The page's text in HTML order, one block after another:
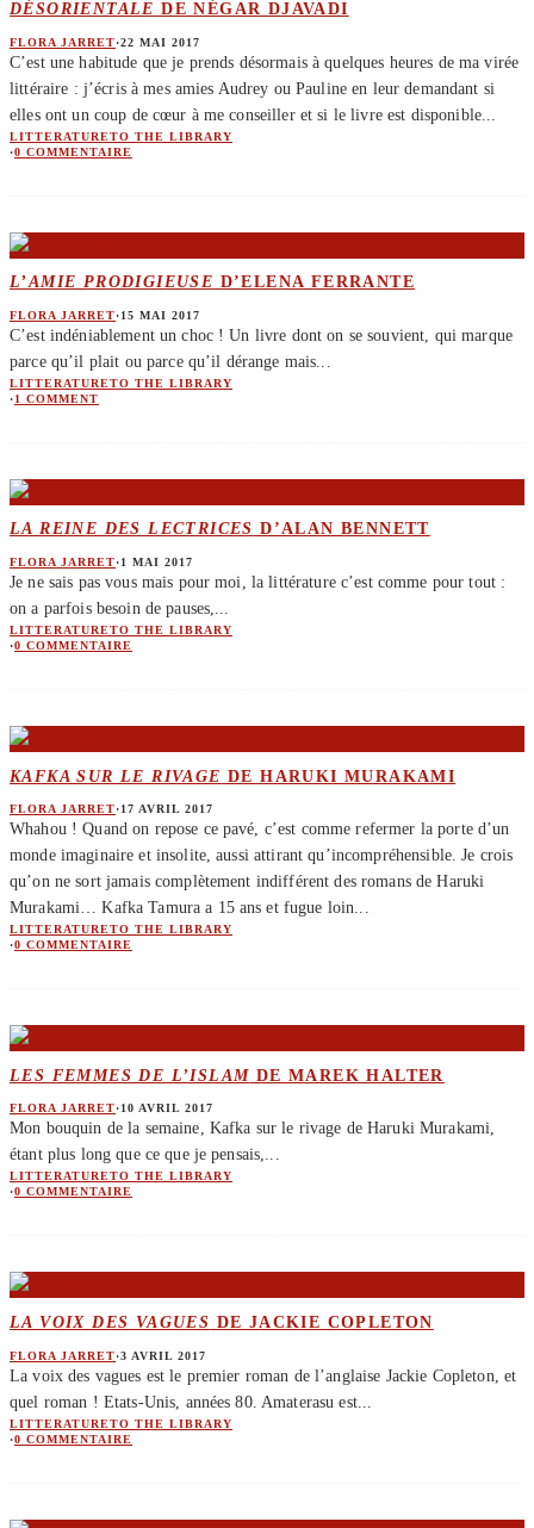
DÉSORIENTALE DE NÉGAR DJAVADI
FLORA JARRET·22 MAI 2017
C’est une habitude que je prends désormais à quelques heures de ma virée
littéraire : j’écris à mes amies Audrey ou Pauline en leur demandant si
elles ont un coup de cœur à me conseiller et si le livre est disponible...
LITTERATURETO THE LIBRARY
·0 COMMENTAIRE
L’AMIE PRODIGIEUSE D’ELENA FERRANTE
FLORA JARRET·15 MAI 2017
C’est indéniablement un choc ! Un livre dont on se souvient, qui marque
parce qu’il plait ou parce qu’il dérange mais
LITTERATURETO THE LIBRARY
·1 COMMENT
LA REINE DES LECTRICES D’ALAN BENNETT
FLORA JARRET·1 MAI 2017
Je ne sais pas vous mais pour moi, la littérature c’est comme pour tout :
on a parfois besoin de pauses,...
LITTERATURETO THE LIBRARY
·0 COMMENTAIRE
KAFKA SUR LE RIVAGE DE HARUKI MURAKAMI
FLORA JARRET·17 AVRIL 2017
Whahou ! Quand on repose ce pavé, c’est comme refermer la porte d’un
monde imaginaire et insolite, aussi attirant qu’incompréhensible. Je crois
qu’on ne sort jamais complètement indifférent des romans de Haruki
Murakami… Kafka Tamura a 15 ans et fugue loin...
LITTERATURETO THE LIBRARY
·0 COMMENTAIRE
LES FEMMES DE L’ISLAM DE MAREK HALTER
FLORA JARRET·10 AVRIL 2017
Mon bouquin de la semaine, Kafka sur le rivage de Haruki Murakami,
étant plus long que ce que je pensais,...
LITTERATURETO THE LIBRARY
·0 COMMENTAIRE
LA VOIX DES VAGUES DE JACKIE COPLETON
FLORA JARRET·3 AVRIL 2017
La voix des vagues est le premier roman de l’anglaise Jackie Copleton, et
quel roman ! Etats-Unis, années 80. Amaterasu est...
LITTERATURETO THE LIBRARY
·0 COMMENTAIRE